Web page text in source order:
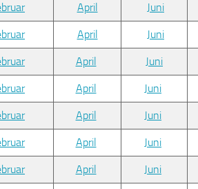
April Juni
April Juni
April Juni
April Juni
April Juni
April Juni
April Juni